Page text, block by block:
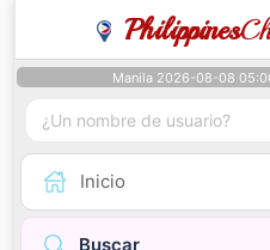
Philippines
Manila 2026-08-08
Inicio
Buscar